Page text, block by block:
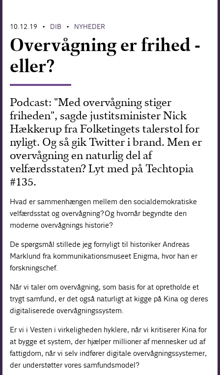
10.12.19 • DIB • NYHEDER
Overvågning er frihed -
eller?
Podcast: "Med overvågning stiger
friheden", sagde justitsminister Nick
Hækkerup fra Folketingets talerstol for
nyligt. Og så gik Twitter i brand. Men er
overvågning en naturlig del af
velfærdsstaten? Lyt med på Techtopia
#135.
Hvad er sammenhængen mellem den socialdemokratiske
velfærdsstat og overvågning? Og hvornår begyndte den
moderne overvågnings historie?
De spørgsmål stillede jeg fornyligt til historiker Andreas
Marklund fra kommunikationsmuseet Enigma, hvor han er
forskningschef.
Når vi taler om overvågning, som basis for at opretholde et
trygt samfund, er det også naturligt at kigge på Kina og deres
digitaliserede overvågningssystem.
Er vi i Vesten i virkeligheden hyklere, når vi kritiserer Kina for
at bygge et system, der hjælper millioner af mennesker ud af
fattigdom, når vi selv indfører digitale overvågningssystemer,
der understøtter vores samfundsmodel?